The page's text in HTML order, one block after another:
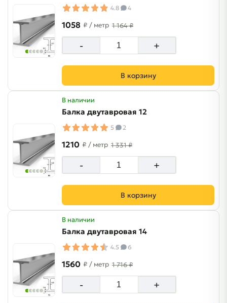
4.8 4
1058 ₽ / метр 1 164 ₽
- +
В корзину
В наличии
Балка двутавровая 12
5 2
1210 ₽ / метр 1 331 ₽
- +
В корзину
В наличии
Балка двутавровая 14
4.5 6
1560 ₽ / метр 1 716 ₽
- +